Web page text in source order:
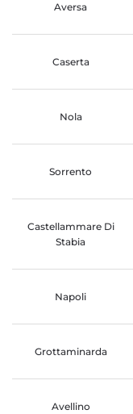
Aversa
Caserta
Nola
Sorrento
Castellammare Di
Stabia
Napoli
Grottaminarda
Avellino